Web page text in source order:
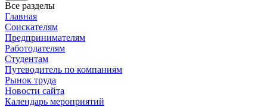
Все разделы
Главная
Соискателям
Предпринимателям
Работодателям
Студентам
Путеводитель по компаниям
Рынок труда
Новости сайта
Календарь мероприятий